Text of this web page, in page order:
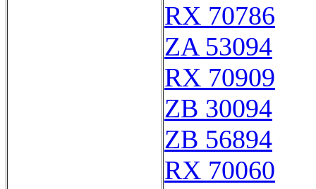
RX 70786
ZA 53094
RX 70909
ZB 30094
ZB 56894
RX 70060